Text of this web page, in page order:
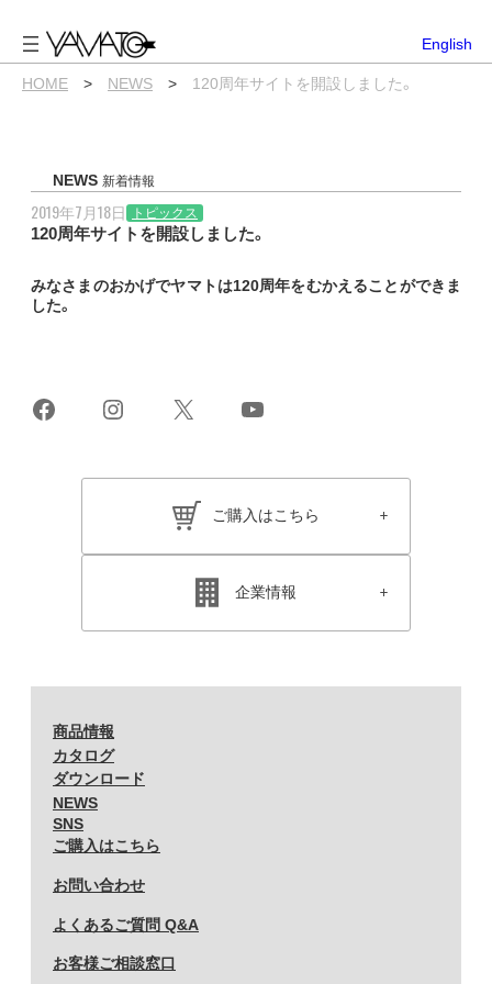
容
を
ス
キ
English
HOME > NEWS > 120周年サイトを開設しました。
NEWS 新着情報
2019年7月18日 トピックス
120周年サイトを開設しました。
みなさまのおかげでヤマトは120周年をむかえることができま
した。
FacebookInstagram
X YouTube
ご購入はこちら
企業情報
商品情報
カタログ
ダウンロード
NEWS
SNS
ご購入はこちら
お問い合わせ
よくあるご質問 Q&A
お客様ご相談窓口